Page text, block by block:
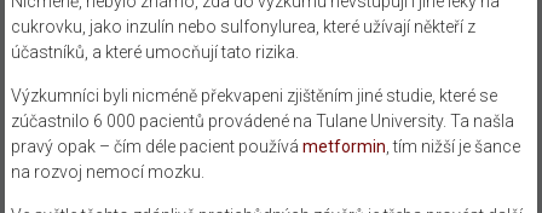
cukrovku, jako inzulín nebo sulfonylurea, které užívají někteří z
účastníků, a které umocňují tato rizika.
Výzkumníci byli nicméně překvapeni zjištěním jiné studie, které se
zúčastnilo 6 000 pacientů provádené na Tulane University. Ta našla
pravý opak – čím déle pacient používá metformin , tím nižší je šance
na rozvoj nemocí mozku.